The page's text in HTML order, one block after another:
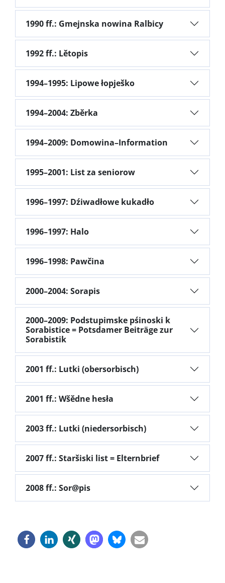
1990 ff.: Gmejnska nowina Ralbicy
1992 ff.: Lětopis
1994–1995: Lipowe łopješko
1994–2004: Zběrka
1994–2009: Domowina–Information
1995–2001: List za seniorow
1996–1997: Dźiwadłowe kukadło
1996–1997: Halo
1996–1998: Pawčina
2000–2004: Sorapis
2000–2009: Podstupimske pśinoski k
Sorabistice = Potsdamer Beiträge zur
Sorabistik
2001 ff.: Lutki (obersorbisch)
2001 ff.: Wšědne hesła
2003 ff.: Lutki (niedersorbisch)
2007 ff.: Staršiski list = Elternbrief
2008 ff.: Sor@pis